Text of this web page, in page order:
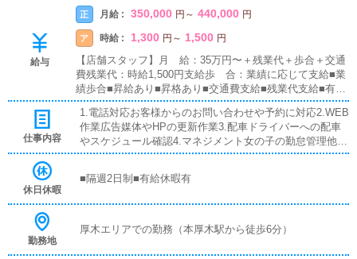
給与
正 月給 : 350,000 円 ～ 440,000 円
ア 時給 : 1,300 円 ～ 1,500 円
【店舗スタッフ】月 給：35万円〜＋残業代＋歩合＋交通
費残業代：時給1,500円支給歩 合：業績に応じて支給■業
績歩合■昇給あり■昇格あり■交通費支給■残業代支給■有給
休暇あり店長プロジェクト★入社して最短6ヶ月で店長が
可能！店舗展開に力を入れているグループなのであなたの
能力次第で即ポストをご用意します
仕事内容
1.電話対応お客様からのお問い合わせや予約に対応2.WEB
作業広告媒体やHPの更新作業3.配車ドライバーへの配車
やスケジュール確認4.マネジメント女の子の勤怠管理他ス
ケジュール確認5.その他円滑な店舗運営を最大限にサポー
休日休暇
■隔週2日制■有給休暇有
勤務地
厚木エリアでの勤務（本厚木駅から徒歩6分）